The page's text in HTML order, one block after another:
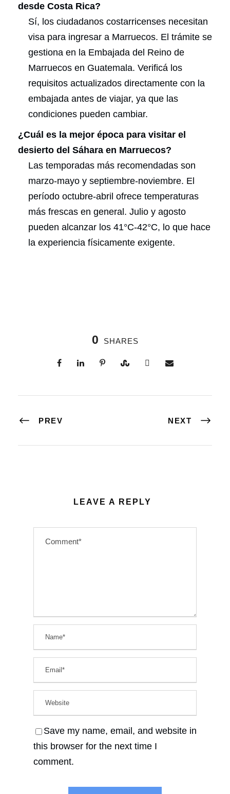
desde Costa Rica?
Sí, los ciudadanos costarricenses necesitan
visa para ingresar a Marruecos. El trámite se
gestiona en la Embajada del Reino de
Marruecos en Guatemala. Verificá los
requisitos actualizados directamente con la
embajada antes de viajar, ya que las
condiciones pueden cambiar.
¿Cuál es la mejor época para visitar el
desierto del Sáhara en Marruecos?
Las temporadas más recomendadas son
marzo-mayo y septiembre-noviembre. El
período octubre-abril ofrece temperaturas
más frescas en general. Julio y agosto
pueden alcanzar los 41°C-42°C, lo que hace
la experiencia físicamente exigente.
0 SHARES
PREV NEXT
LEAVE A REPLY
Save my name, email, and website in
this browser for the next time I
comment.